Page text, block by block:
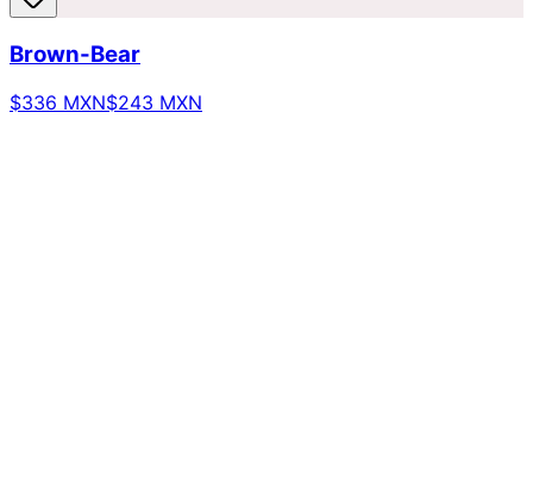
Brown-Bear
$336 MXN$243 MXN